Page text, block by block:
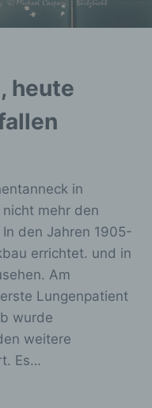
heute
in
mehr den
den Jahren 1905-
errichtet. und in
Am
Lungenpatient
wurde
weitere
Es…